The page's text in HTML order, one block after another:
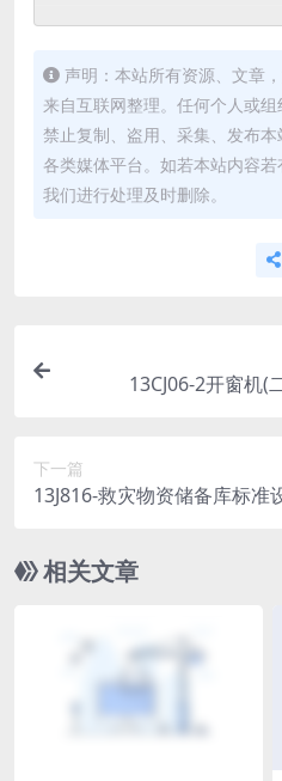
声明：本站所有资源、文章
来自互联网整理。任何个人或
禁止复制、盗用、采集、发布
各类媒体平台。如若本站内容
我们进行处理及时删除。
13CJ06-2开窗机
下一篇
13J816-救灾物资储备库标准
相关文章